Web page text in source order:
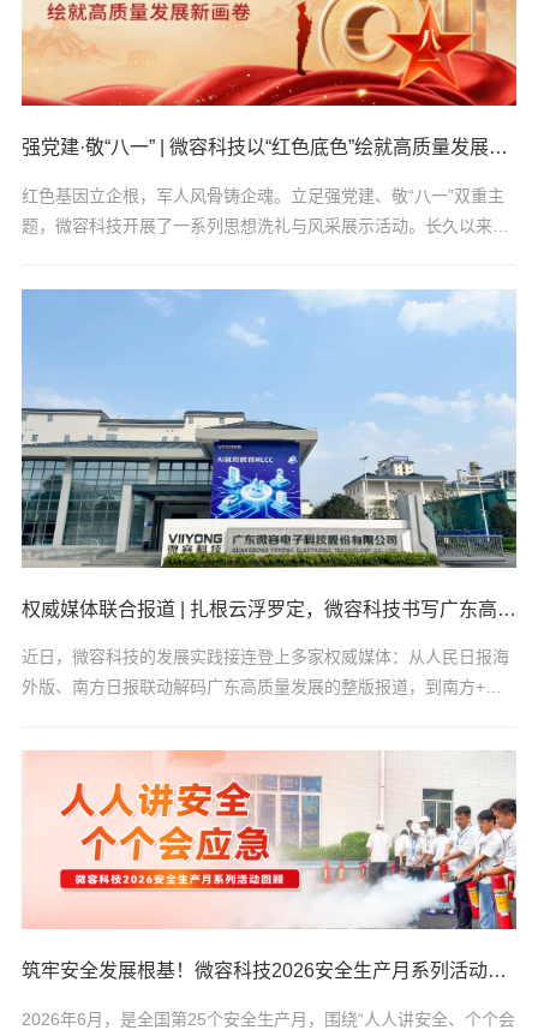
强党建·敬“八一” | 微容科技以“红色底色”绘就高质量发展新画卷
红色基因立企根，军人风骨铸企魂。立足强党建、敬“八一”双重主
题，微容科技开展了一系列思想洗礼与风采展示活动。长久以来，
军匠之力夯实制造根基，让红色底色、匠心精神，成为企业高质量
发展的核心底气。军魂融入匠心在岗位上续写担当新篇在微容科技
的各个岗位，活跃着一批退役军人的身影。褪去军装军魂永存，他
的“保障者”，用严谨的作风托住园区运转的每一环。他们是服务温
度的“传递者”，风雨兼程，使命...
权威媒体联合报道 | 扎根云浮罗定，微容科技书写广东高质量发展
近日，微容科技的发展实践接连登上多家权威媒体：从人民日报海
外版、南方日报联动解码广东高质量发展的整版报道，到南方+、
仅是对微容科技深耕高端MLCC领域的肯定，更生动诠释了企业勇
担时代使命，以实干助力国家高质量发展的坚定决心。01、微容科
技成为广东优化营商环境典型样本“十五五”开局之年，人民日报海
外版与南方日报开展联合调研，同步推出整版报道《广东着力激活
改革、开放、创新动力 以实干作答 用实绩交卷》，深度解码广东
高质量发展的生动实践。其中，...
筑牢安全发展根基！微容科技2026安全生产月系列活动回顾
2026年6月，是全国第25个安全生产月，围绕“人人讲安全、个个会